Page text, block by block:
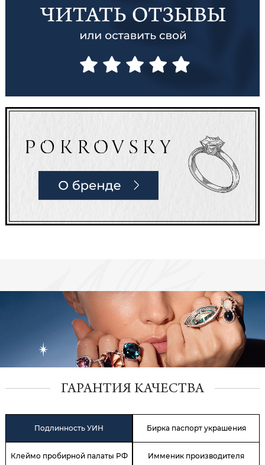
ГАРАНТИЯ КАЧЕСТВА
Подлинность УИН Бирка паспорт украшения
Клеймо пробирной палаты РФ Имменик производителя